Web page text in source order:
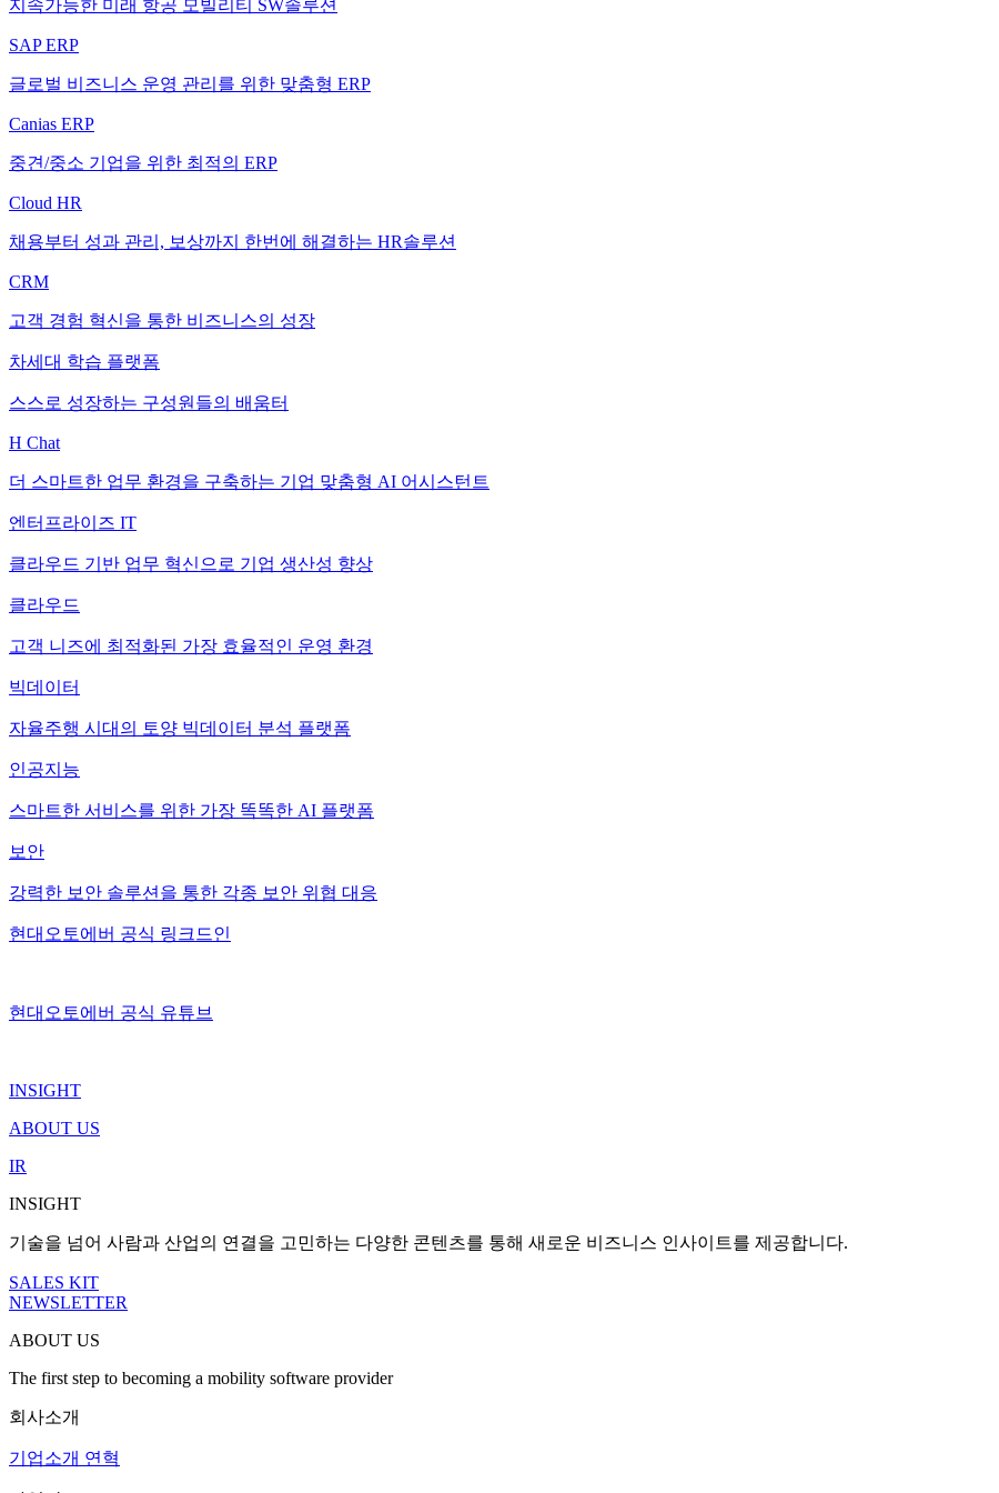
지속가능한 미래 항공 모빌리티 SW솔루션
SAP ERP
글로벌 비즈니스 운영 관리를 위한 맞춤형 ERP
Canias ERP
중견/중소 기업을 위한 최적의 ERP
Cloud HR
채용부터 성과 관리, 보상까지 한번에 해결하는 HR솔루션
CRM
고객 경험 혁신을 통한 비즈니스의 성장
차세대 학습 플랫폼
스스로 성장하는 구성원들의 배움터
H Chat
더 스마트한 업무 환경을 구축하는 기업 맞춤형 AI 어시스턴트
엔터프라이즈 IT
클라우드 기반 업무 혁신으로 기업 생산성 향상
클라우드
고객 니즈에 최적화된 가장 효율적인 운영 환경
빅데이터
자율주행 시대의 토양 빅데이터 분석 플랫폼
인공지능
스마트한 서비스를 위한 가장 똑똑한 AI 플랫폼
보안
강력한 보안 솔루션을 통한 각종 보안 위협 대응
현대오토에버 공식 링크드인
현대오토에버 공식 유튜브
INSIGHT
ABOUT US
IR
INSIGHT
기술을 넘어 사람과 산업의 연결을 고민하는 다양한 콘텐츠를 통해 새로운 비즈니스 인사이트를 제공합니다.
SALES KIT
NEWSLETTER
ABOUT US
The first step to becoming a mobility software provider
회사소개
기업소개 연혁